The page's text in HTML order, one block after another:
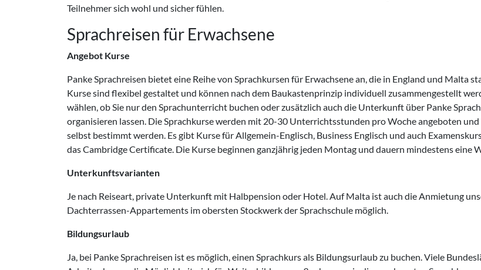
Teilnehmer sich wohl und sicher fühlen.
Sprachreisen für Erwachsene
Angebot Kurse
Panke Sprachreisen bietet eine Reihe von Sprachkursen für Erwachsene an, die in England und Malta
Kurse sind flexibel gestaltet und können nach dem Baukastenprinzip individuell zusammengestellt
wählen, ob Sie nur den Sprachunterricht buchen oder zusätzlich auch die Unterkunft über Panke
organisieren lassen. Die Sprachkurse werden mit 20-30 Unterrichtsstunden pro Woche angeboten
selbst bestimmt werden. Es gibt Kurse für Allgemein-Englisch, Business Englisch und auch
das Cambridge Certificate. Die Kurse beginnen ganzjährig jeden Montag und dauern mindestens eine
Unterkunftsvarianten
Je nach Reiseart, private Unterkunft mit Halbpension oder Hotel. Auf Malta ist auch die Anmietung
Dachterrassen-Appartements im obersten Stockwerk der Sprachschule möglich.
Bildungsurlaub
Ja, bei Panke Sprachreisen ist es möglich, einen Sprachkurs als Bildungsurlaub zu buchen. Viele